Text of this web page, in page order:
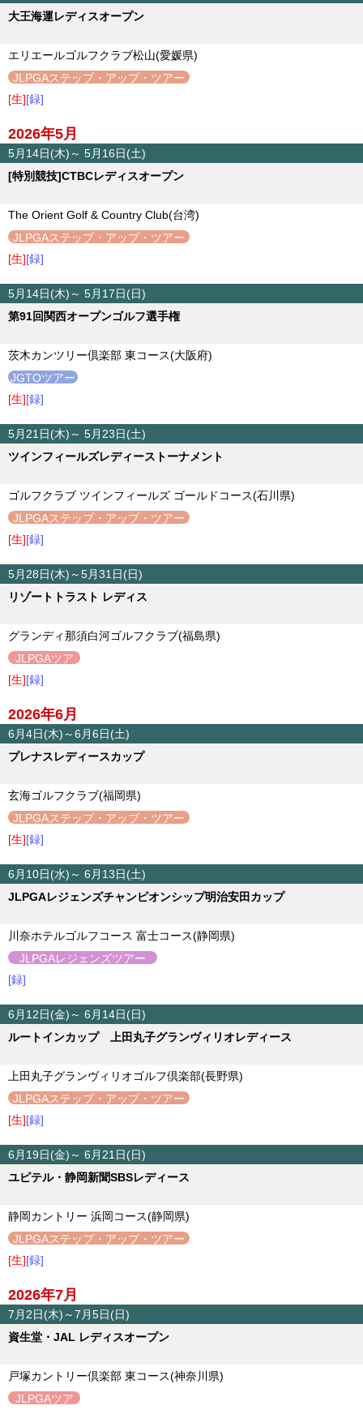
大王海運レディスオープン
エリエールゴルフクラブ松山(愛媛県)
JLPGAステップ・アップ・ツアー
[生][録]
2026年5月
5月14日(木)～ 5月16日(土)
[特別競技]CTBCレディスオープン
The Orient Golf & Country Club(台湾)
JLPGAステップ・アップ・ツアー
[生][録]
5月14日(木)～ 5月17日(日)
第91回関西オープンゴルフ選手権
茨木カンツリー倶楽部 東コース(大阪府)
JGTOツアー
[生][録]
5月21日(木)～ 5月23日(土)
ツインフィールズレディーストーナメント
ゴルフクラブ ツインフィールズ ゴールドコース(石川県)
JLPGAステップ・アップ・ツアー
[生][録]
5月28日(木)～5月31日(日)
リゾートトラスト レディス
グランディ那須白河ゴルフクラブ(福島県)
JLPGAツア
ー
[生][録]
2026年6月
6月4日(木)～6月6日(土)
プレナスレディースカップ
玄海ゴルフクラブ(福岡県)
JLPGAステップ・アップ・ツアー
[生][録]
6月10日(水)～ 6月13日(土)
JLPGAレジェンズチャンピオンシップ明治安田カップ
川奈ホテルゴルフコース 富士コース(静岡県)
JLPGAレジェンズツアー
[録]
6月12日(金)～ 6月14日(日)
ルートインカップ 上田丸子グランヴィリオレディース
上田丸子グランヴィリオゴルフ倶楽部(長野県)
JLPGAステップ・アップ・ツアー
[生][録]
6月19日(金)～ 6月21日(日)
ユピテル・静岡新聞SBSレディース
静岡カントリー 浜岡コース(静岡県)
JLPGAステップ・アップ・ツアー
[生][録]
2026年7月
7月2日(木)～7月5日(日)
資生堂・JAL レディスオープン
戸塚カントリー倶楽部 東コース(神奈川県)
JLPGAツア